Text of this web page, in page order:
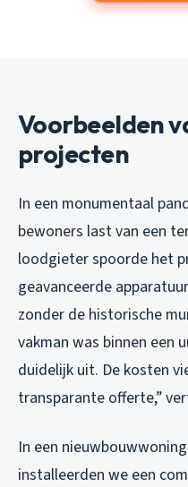
Voorbeelden
projecten
In een monumentaal
bewoners last van een
loodgieter spoorde het
geavanceerde
zonder de historische
vakman was binnen een
duidelijk uit. De kosten
transparante offerte,”
In een
installeerden we een